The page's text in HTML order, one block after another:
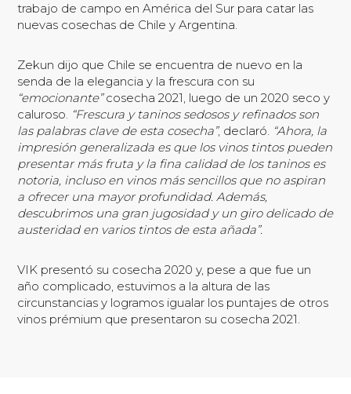
trabajo de campo en América del Sur para catar las
nuevas cosechas de Chile y Argentina.
Zekun dijo que Chile se encuentra de nuevo en la
senda de la elegancia y la frescura con su
“emocionante”cosecha 2021, luego de un 2020 seco y
caluroso. “Frescura y taninos sedosos y refinados son
las palabras clave de esta cosecha”, declaró. “Ahora, la
impresión generalizada es que los vinos tintos pueden
presentar más fruta y la fina calidad de los taninos es
notoria, incluso en vinos más sencillos que no aspiran
a ofrecer una mayor profundidad. Además,
descubrimos una gran jugosidad y un giro delicado de
austeridad en varios tintos de esta añada”.
VIK presentó su cosecha 2020 y, pese a que fue un
año complicado, estuvimos a la altura de las
circunstancias y logramos igualar los puntajes de otros
vinos prémium que presentaron su cosecha 2021.